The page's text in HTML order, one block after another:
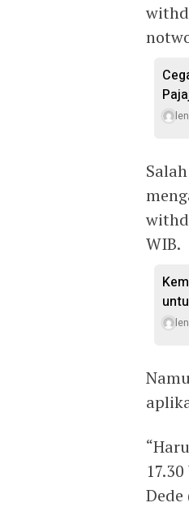
WIB.